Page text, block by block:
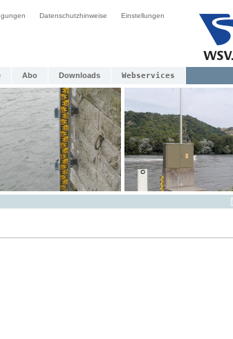
Datenschutzhinweise Einstellungen
Abo Downloads Webservices